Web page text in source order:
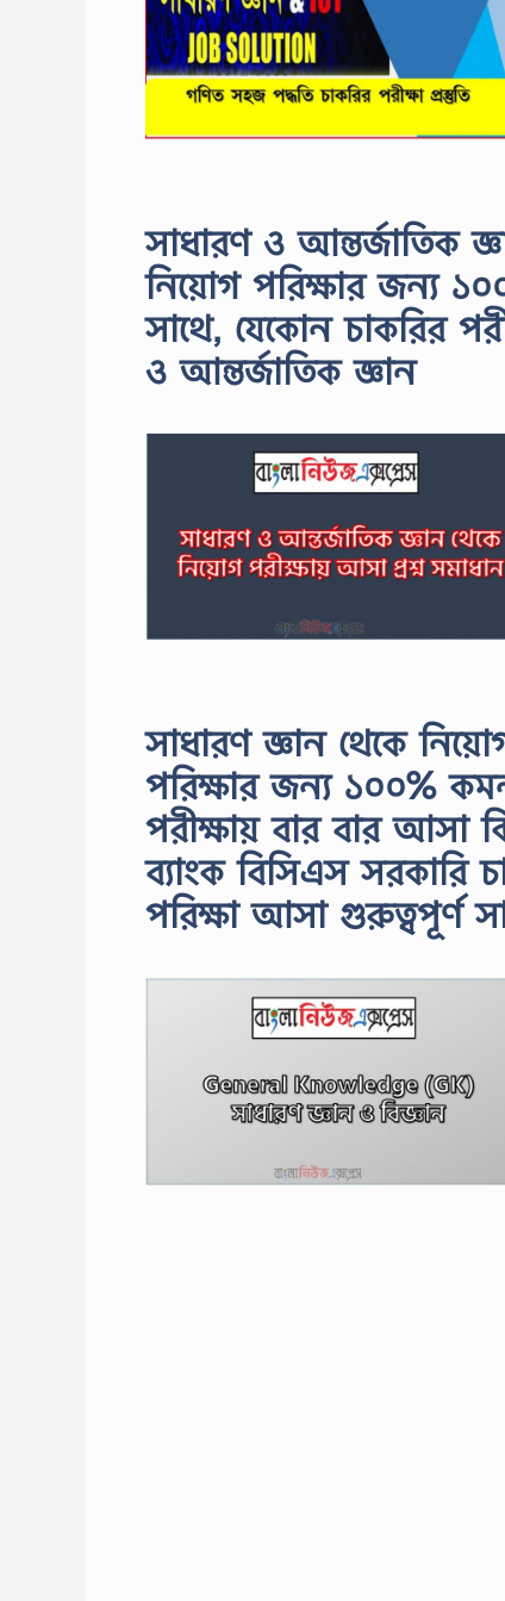
সাধারণ ও আন্তর্জাতিক
নিয়োগ পরিক্ষার জন্য
সাথে, যেকোন চাকরির
ও আন্তর্জাতিক জ্ঞান
সাধারণ জ্ঞান থেকে
পরিক্ষার জন্য ১০০%
পরীক্ষায় বার বার আসা
ব্যাংক বিসিএস সরকারি
পরিক্ষা আসা গুরুত্বপূর্ণ